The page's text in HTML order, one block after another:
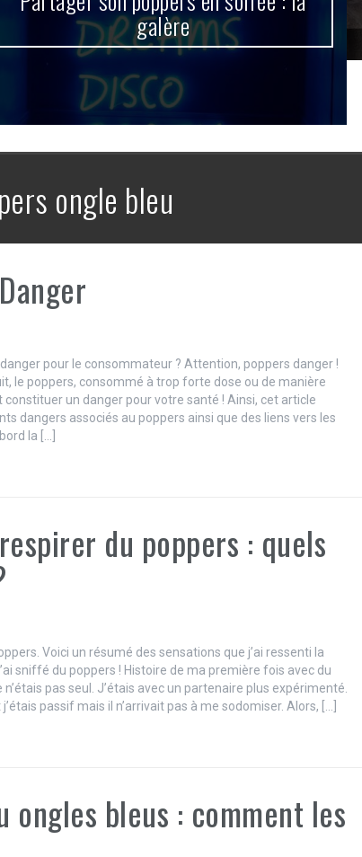
galère
ongle bleu
danger pour le consommateur ? Attention, poppers danger !
le poppers, consommé à trop forte dose ou de manière
constituer un danger pour votre santé ! Ainsi, cet article
dangers associés au poppers ainsi que des liens vers les
la […]
du poppers : quels
Voici un résumé des sensations que j’ai ressenti la
sniffé du poppers ! Histoire de ma première fois avec du
n’étais pas seul. J’étais avec un partenaire plus expérimenté.
passif mais il n’arrivait pas à me sodomiser. Alors, […]
ongles bleus : comment les